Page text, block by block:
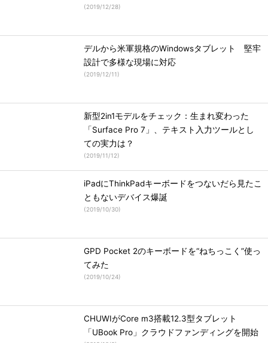
(2019/12/28)
デルから米軍規格のWindowsタブレット 堅牢
設計で多様な現場に対応
(2019/12/11)
新型2in1モデルをチェック：生まれ変わった
「Surface Pro 7」、テキスト入力ツールとし
ての実力は？
(2019/11/12)
iPadにThinkPadキーボードをつないだら見たこ
ともないデバイス爆誕
(2019/10/30)
GPD Pocket 2のキーボードを“ねちっこく”使っ
てみた
(2019/10/24)
CHUWIがCore m3搭載12.3型タブレット
「UBook Pro」クラウドファンディングを開始